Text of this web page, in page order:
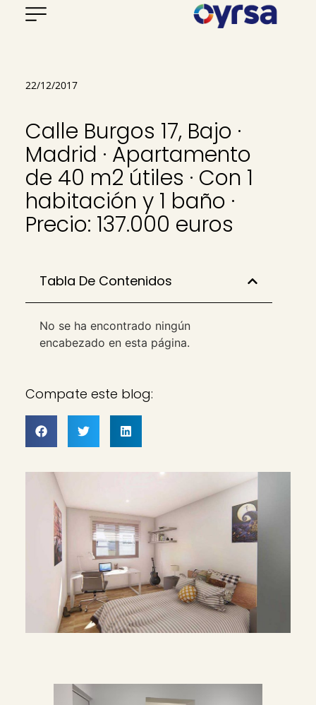
22/12/2017
Calle Burgos 17, Bajo ·
Madrid · Apartamento
de 40 m2 útiles · Con 1
habitación y 1 baño ·
Precio: 137.000 euros
Tabla De Contenidos
No se ha encontrado ningún
encabezado en esta página.
Compate este blog: